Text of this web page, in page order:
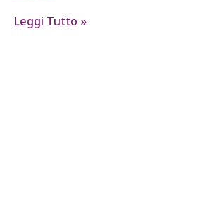
Leggi Tutto »